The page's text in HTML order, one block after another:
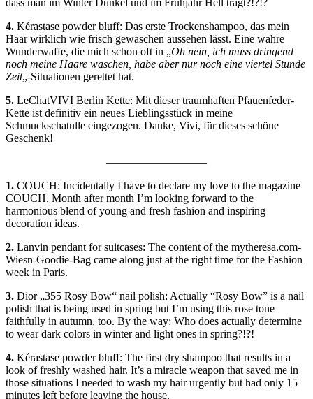
4. Kérastase powder bluff: Das erste Trockenshampoo, das mein
Haar wirklich wie frisch gewaschen aussehen lässt. Eine wahre
Wunderwaffe, die mich schon oft in „Oh nein, ich muss dringend
noch meine Haare waschen, habe aber nur noch eine viertel Stunde
Zeit„-Situationen gerettet hat.
5. LeChatVIVI Berlin Kette: Mit dieser traumhaften Pfauenfeder-
Kette ist definitiv ein neues Lieblingsstück in meine
Schmuckschatulle eingezogen. Danke, Vivi, für dieses schöne
Geschenk!
—————————
1. COUCH: Incidentally I have to declare my love to the magazine
COUCH. Month after month I’m looking forward to the
harmonious blend of young and fresh fashion and inspiring
decoration ideas.
2. Lanvin pendant for suitcases: The content of the mytheresa.com-
Wiesn-Goodie-Bag came along just at the right time for the Fashion
week in Paris.
3. Dior „355 Rosy Bow“ nail polish: Actually “Rosy Bow” is a nail
polish that is being used in spring but I’m using this rose tone
faithfully in autumn, too. By the way: Who does actually determine
to wear dark colors in winter and light ones in spring?!?!
4. Kérastase powder bluff: The first dry shampoo that results in a
look of freshly washed hair. It’s a miracle weapon that saved me in
those situations I needed to wash my hair urgently but had only 15
minutes left before leaving the house.